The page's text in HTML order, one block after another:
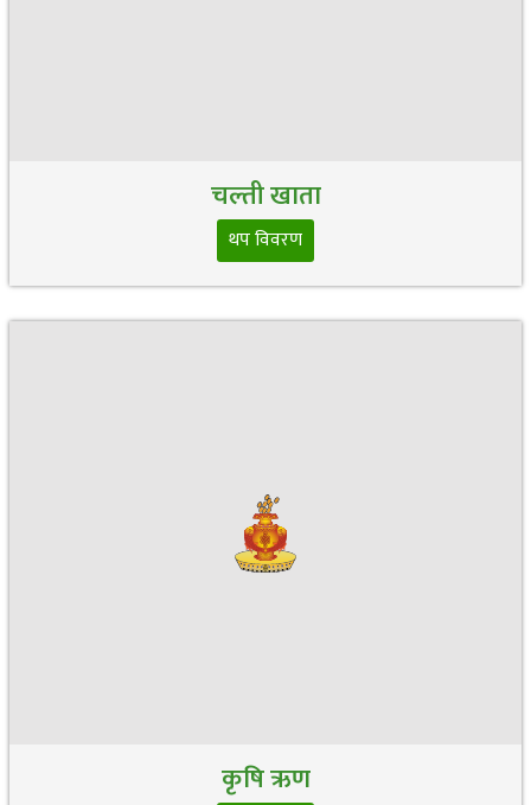
चल्ती खाता
थप विवरण
कृषि ऋण